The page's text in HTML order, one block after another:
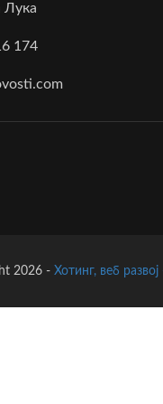
Лука
174
2026 - Хотинг, веб